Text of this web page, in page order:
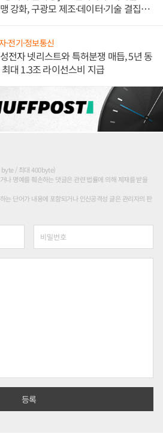
강화, 구광모 제조·데이터·기술 결집
·전기·정보통신
전자 넷리스트와 특허분쟁 매듭, 5년 동
대 1.3조 라이선스비 지급
byte / 최대 400byte)
나 명예를 훼손하는 댓글은 관련 법률에 의해 제재를 받을
는 단어가 내용에 포함되거나 인신공격성 글은 관리자의 판